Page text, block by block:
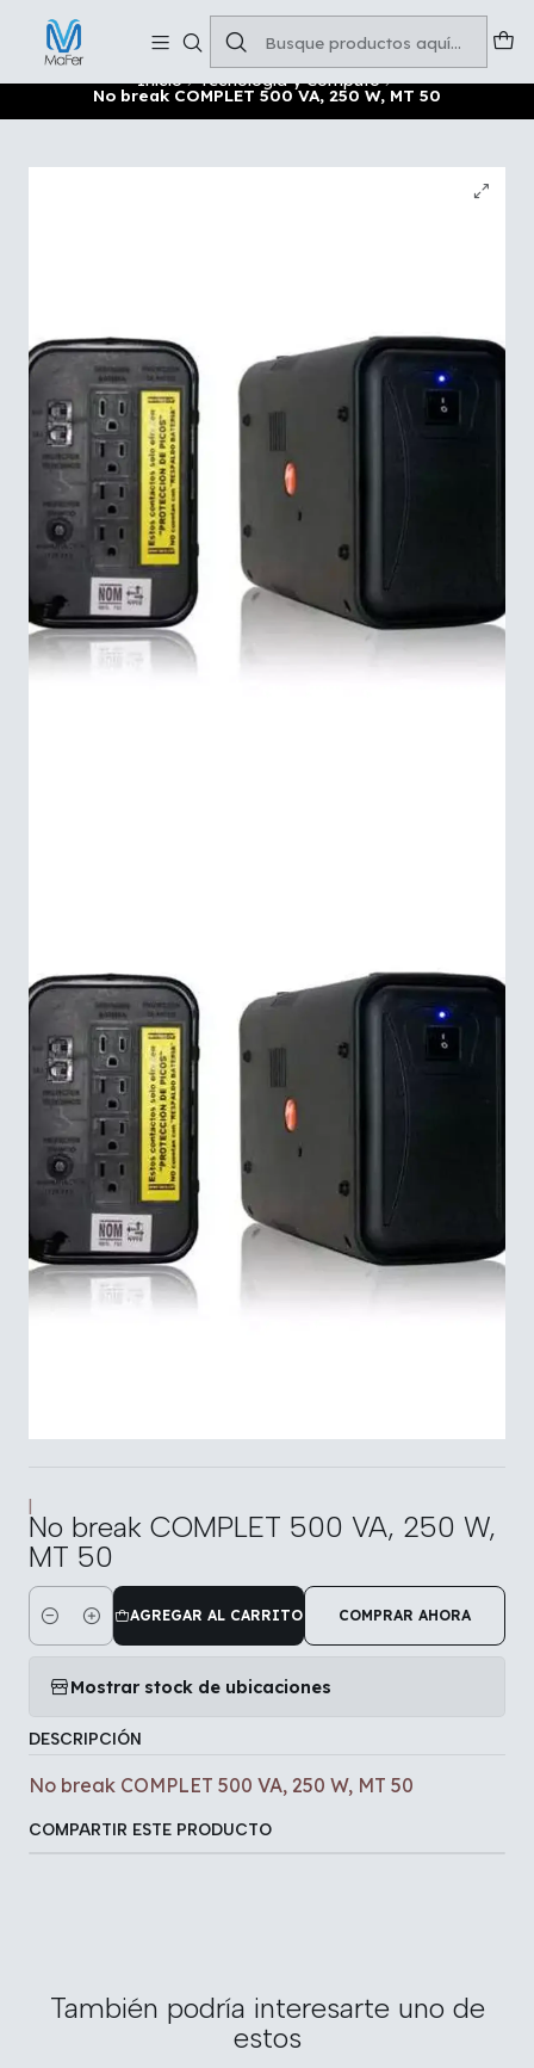
Inicio Tecnología y Cómputo
No break COMPLET 500 VA, 250 W, MT 50
|
No break COMPLET 500 VA, 250 W,
MT 50
Cantidad
AGREGAR AL CARRITO COMPRAR AHORA
Mostrar stock de ubicaciones
DESCRIPCIÓN
No break COMPLET 500 VA, 250 W, MT 50
COMPARTIR ESTE PRODUCTO
También podría interesarte uno de
estos